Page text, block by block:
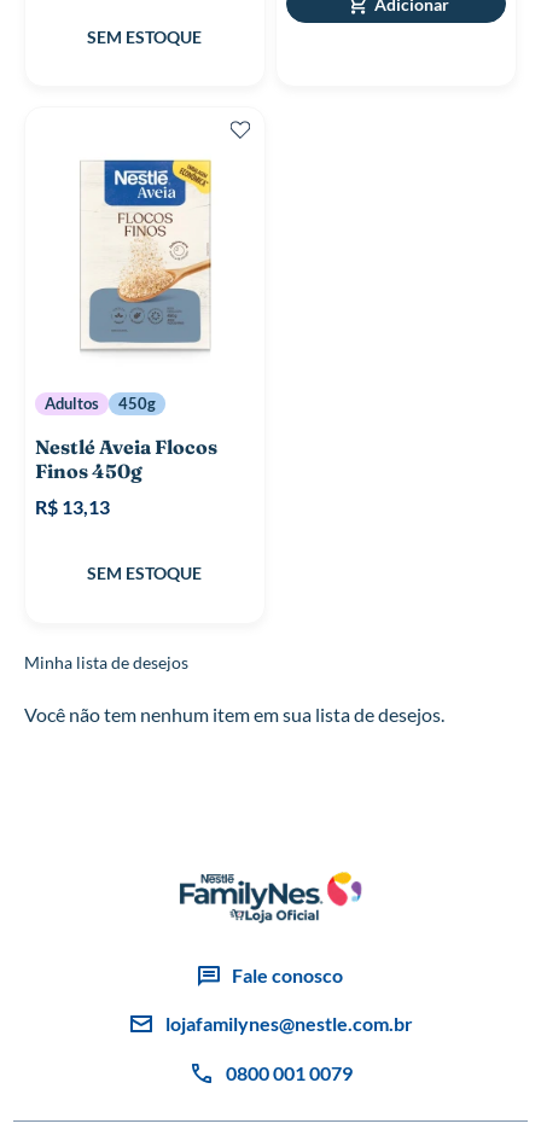
Adultos 450g
Nestlé Aveia Flocos
Finos 450g
R$ 13,13
Minha lista de desejos
Você não tem nenhum item em sua lista de desejos.
Fale conosco
lojafamilynes@nestle.com.br
0800 001 0079